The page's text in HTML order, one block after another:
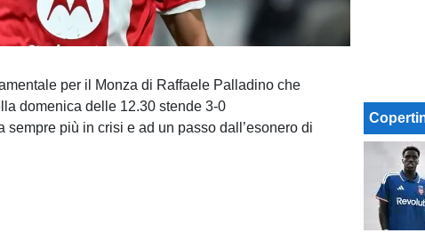
per il Monza di Raffaele Palladino che
domenica delle 12.30 stende 3-0
sempre più in crisi e ad un passo dall’esonero di